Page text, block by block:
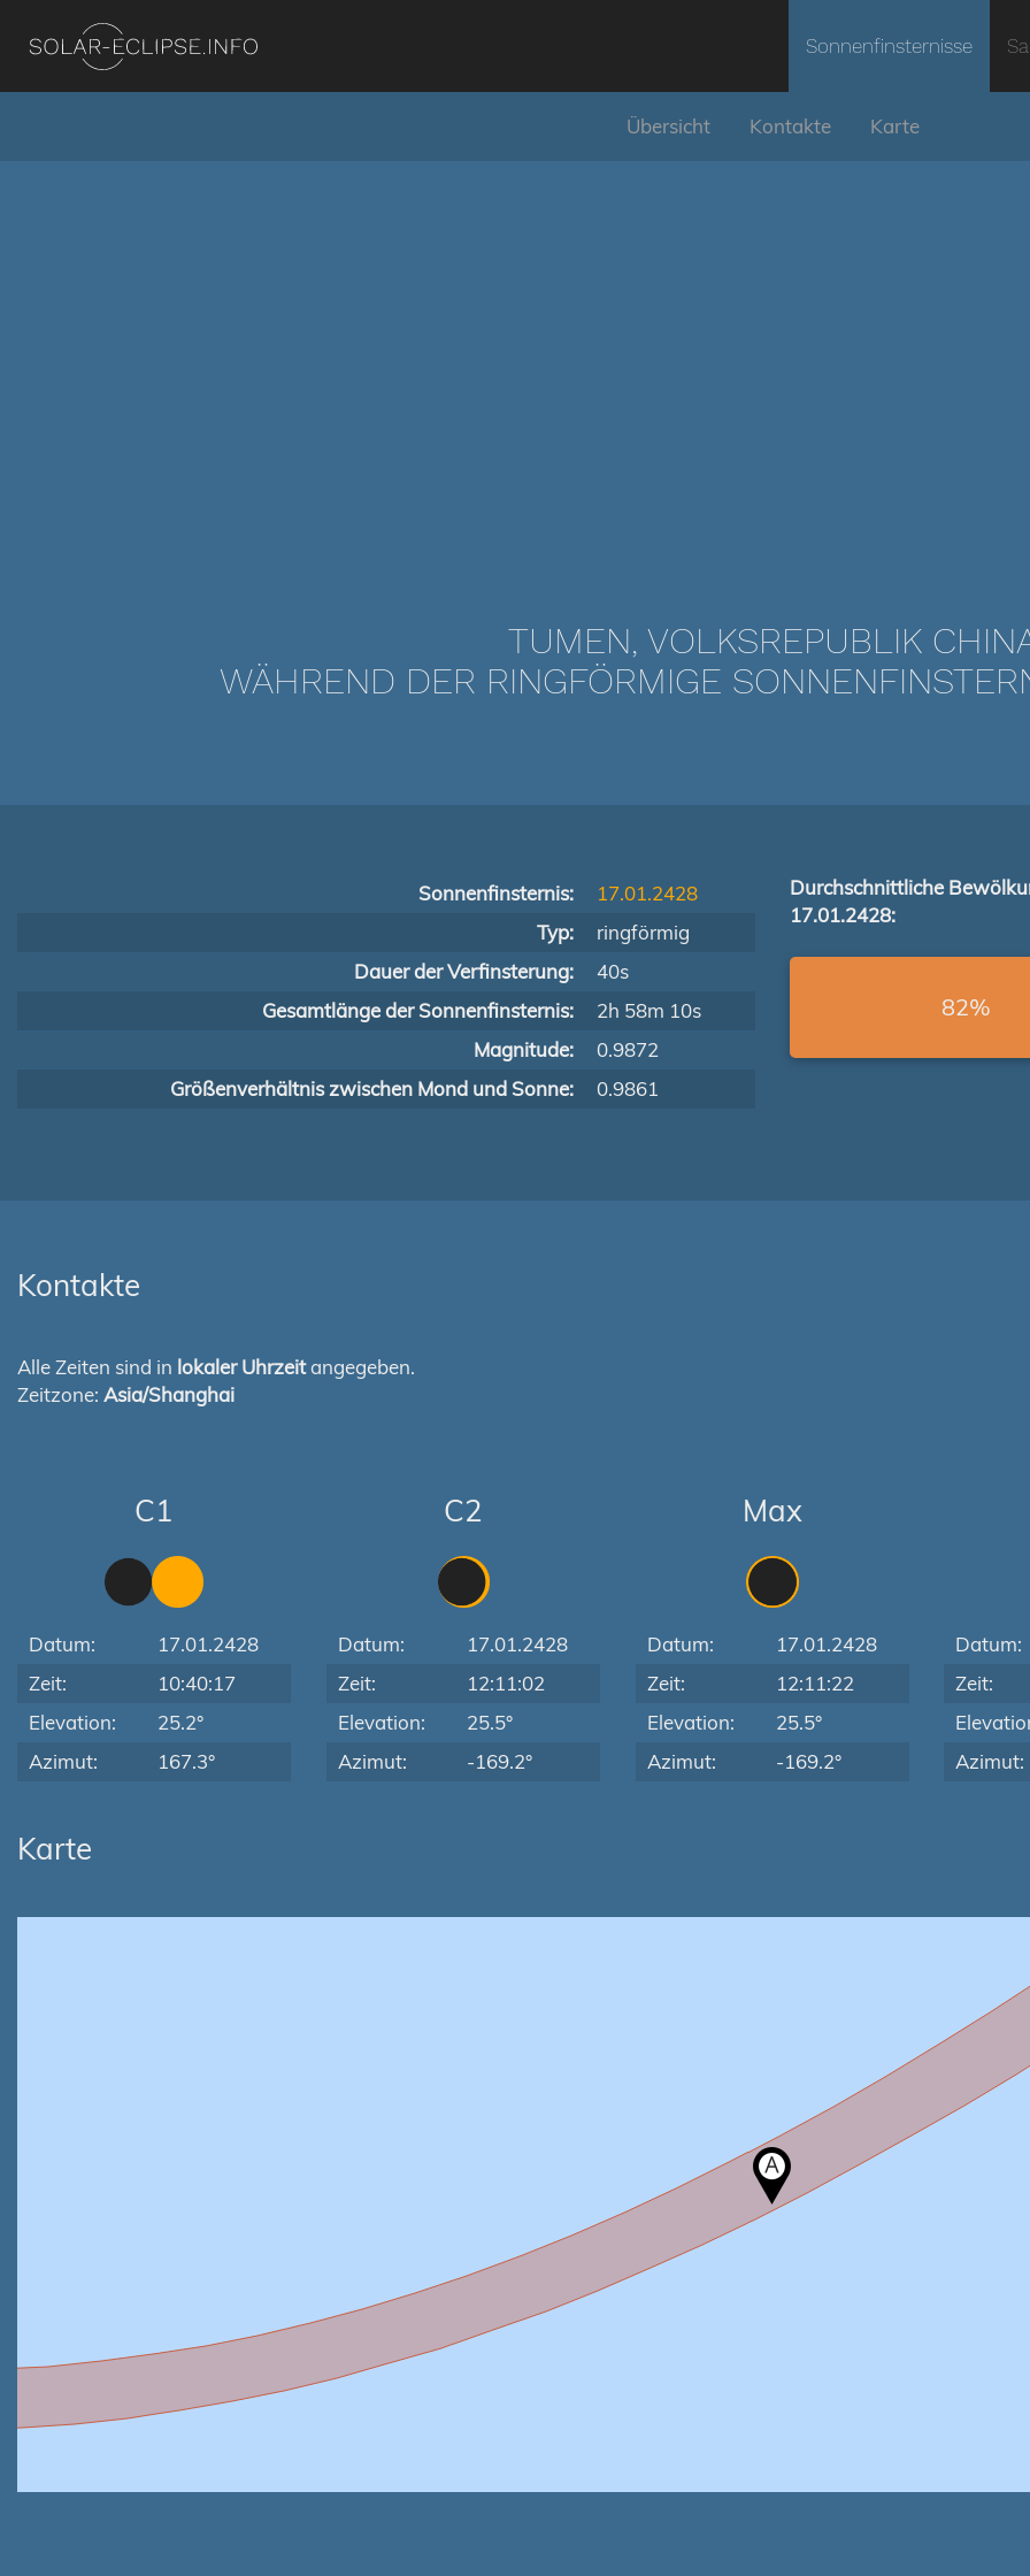
Sonnenfinsternisse
Übersicht Kontakte Karte
TUMEN, VOLKSREPUBLIK
WÄHREND DER RINGFÖRMIGE
Sonnenfinsternis:
17.01.2428
Typ:
ringförmig
Dauer der Verfinsterung:
40s
Gesamtlänge der Sonnenfinsternis:
2h 58m 10s
Magnitude:
0.9872
Größenverhältnis zwischen Mond und Sonne:
0.9861
Durchschnittliche
17.01.2428:
82%
Kontakte
Alle Zeiten sind in lokaler Uhrzeitangegeben.
Zeitzone: Asia/Shanghai
C1
Datum:
17.01.2428
Zeit:
10:40:17
Elevation:
25.2°
Azimut:
167.3°
C2
Datum:
17.01.2428
Zeit:
12:11:02
Elevation:
25.5°
Azimut:
-169.2°
Max
Datum:
17.01.2428
Zeit:
12:11:22
Elevation:
25.5°
Azimut:
-169.2°
Datum:
Zeit:
Azimut:
Karte